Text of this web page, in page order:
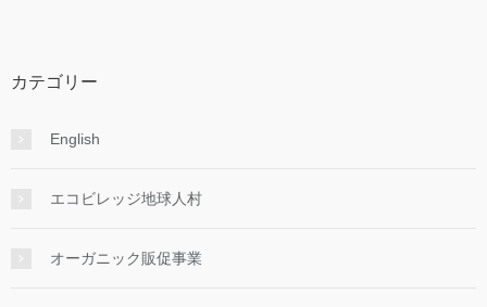
カテゴリー
English
エコビレッジ地球人村
オーガニック販促事業